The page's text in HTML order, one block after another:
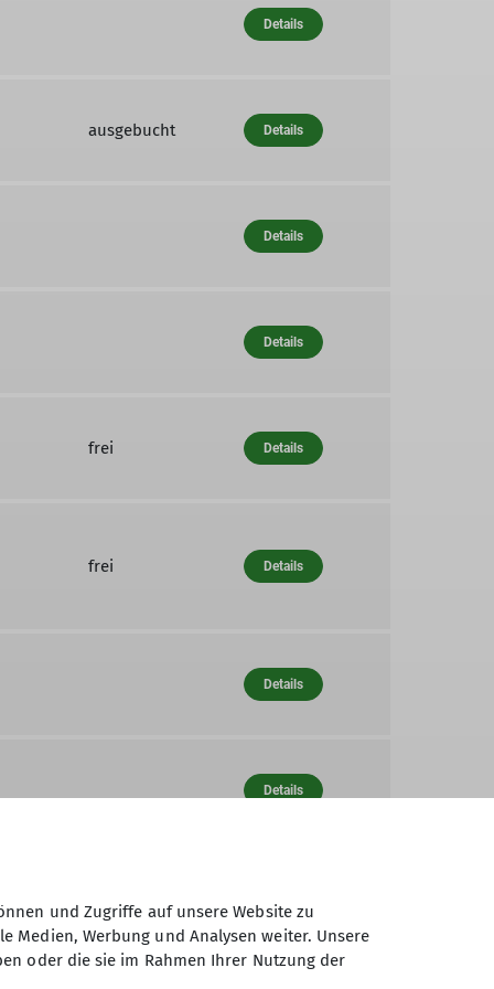
Details
ausgebucht Details
Details
Details
frei Details
frei Details
Details
Details
und Zugriffe auf unsere Website zu
Medien, Werbung und Analysen weiter. Unsere
oder die sie im Rahmen Ihrer Nutzung der